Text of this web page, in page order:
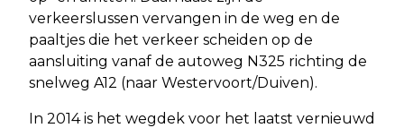
verkeerslussen vervangen in de weg en de
paaltjes die het verkeer scheiden op de
aansluiting vanaf de autoweg N325 richting de
snelweg A12 (naar Westervoort/Duiven).
In 2014 is het wegdek voor het laatst vernieuwd